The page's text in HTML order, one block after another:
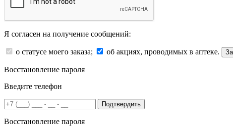
Я согласен на получение сообщений:
о статусе моего заказа; об акциях, проводимых в аптеке.
Восстановление пароля
Введите телефон
Подтвердить
Восстановление пароля